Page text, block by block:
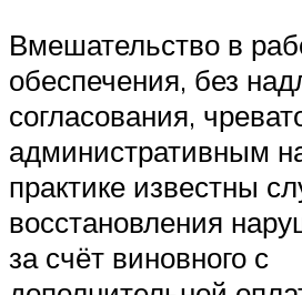
Вмешательство в
обеспечения, без
согласования,
административным
практике известны
восстановления
за счёт виновного с